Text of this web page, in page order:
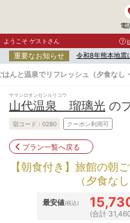
電
ようこそ ゲストさん
重要なお知らせ 令和8年熊本地震
んと温泉でリフレッシュ（夕食な
ヤマシロオンセンルリコウ
山代温泉 瑠璃光 の
宿コード : 0280 クーポン利用可
プラン一覧へ戻る
【朝食付き】旅館の朝
（夕食な
最安値(税込)
(合計